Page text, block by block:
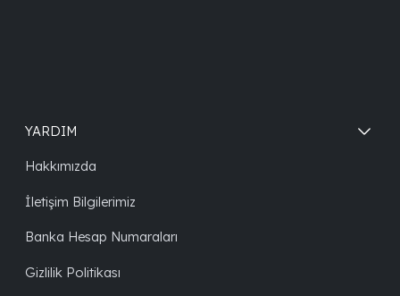
YARDIM
Hakkımızda
İletişim Bilgilerimiz
Banka Hesap Numaraları
Gizlilik Politikası